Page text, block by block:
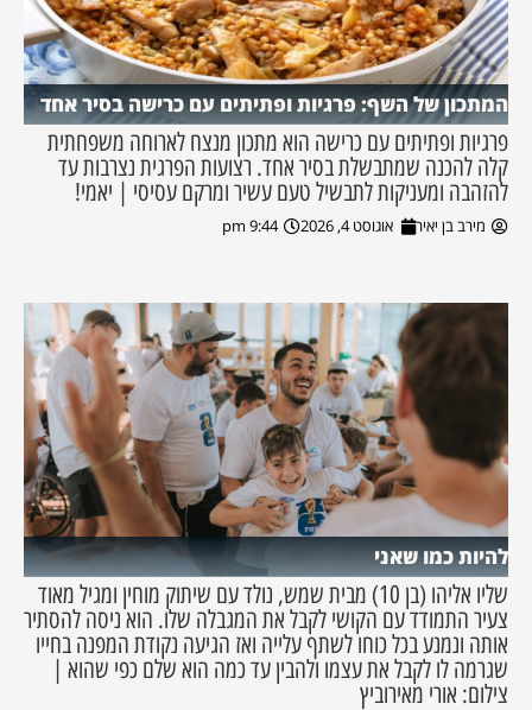
המתכון של השף: פרגיות ופתיתים עם כרישה בסיר אחד
פרגיות ופתיתים עם כרישה הוא מתכון מנצח לארוחה משפחתית
קלה להכנה שמתבשלת בסיר אחד. רצועות הפרגית נצרבות עד
להזהבה ומעניקות לתבשיל טעם עשיר ומרקם עסיסי | יאמי!
מירב בן יאיר אוגוסט 4, 2026 9:44 pm
להיות כמו שאני
שליו אליהו (בן 10) מבית שמש, נולד עם שיתוק מוחין ומגיל מאוד
צעיר התמודד עם הקושי לקבל את המגבלה שלו. הוא ניסה להסתיר
אותה ונמנע בכל כוחו לשתף עלייה ואז הגיעה נקודת המפנה בחייו
שגרמה לו לקבל את עצמו ולהבין עד כמה הוא שלם כפי שהוא |
צילום: אורי מאירוביץ